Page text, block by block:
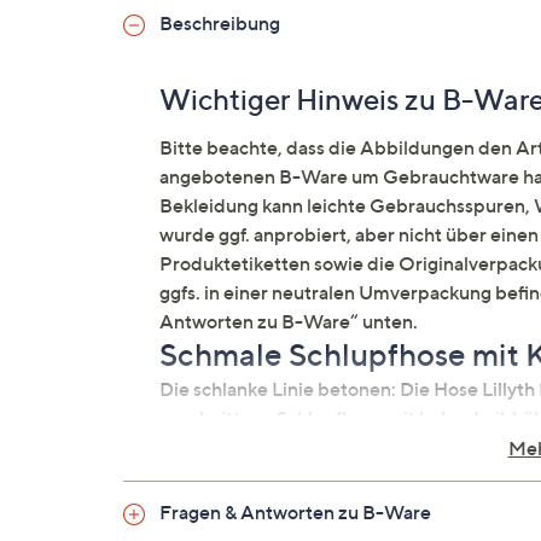
Beschreibung
Wichtiger Hinweis zu B-
Bitte beachte, dass die Abbildungen den
angebotenen B-Ware um Gebrauchtware
Bekleidung kann leichte
wurde ggf. anprobiert, aber nicht über
Produktetiketten sowie die
ggfs. in einer neutralen Umverpackung
Antworten zu B-Ware“ unten.
Schmale Schlupfhose mit
Die schlanke Linie betonen: Die Hose
geschnittene Schlupfhose mit hoher
Auf einen Blick
Fragen & Antworten zu B-Ware